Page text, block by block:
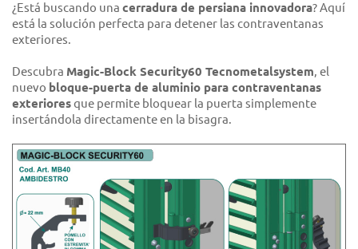
¿Está buscando una cerradura de persiana innovadora? Aquí
está la solución perfecta para detener las contraventanas
exteriores.
Descubra Magic-Block Security60 Tecnometalsystem, el
nuevo bloque-puerta de aluminio para contraventanas
exterioresque permite bloquear la puerta simplemente
insertándola directamente en la bisagra.